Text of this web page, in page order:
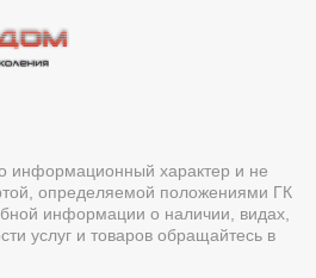
информационный характер и не
определяемой положениями ГК
информации о наличии, видах,
услуг и товаров обращайтесь в